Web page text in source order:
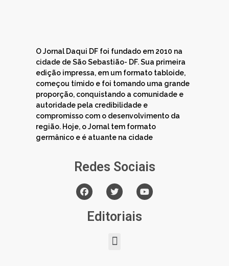
O Jornal Daqui DF foi fundado em 2010 na
cidade de São Sebastião- DF. Sua primeira
edição impressa, em um formato tabloide,
começou tímido e foi tomando uma grande
proporção, conquistando a comunidade e
autoridade pela credibilidade e
compromisso com o desenvolvimento da
região. Hoje, o Jornal tem formato
germânico e é atuante na cidade
Redes Sociais
Editoriais